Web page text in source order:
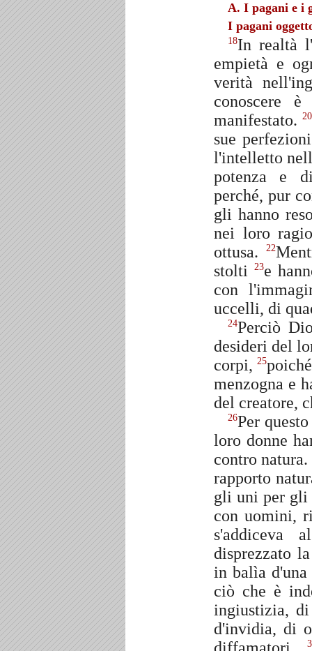
A. I pagani e i
I pagani
18In realtà
empietà e
verità
conoscere
manifestato. 20
sue
l'intelletto
potenza e
perché, pur
gli hanno
nei loro
ottusa.
22
stolti
23e
con
uccelli, di
24Perciò
desideri del
corpi,25
menzogna e
del creatore,
26Per
loro donne
contro natura.
rapporto
gli uni per gli
con uomini,
s'addiceva
disprezzato
in balìa d'una
ciò che è
ingiustizia,
d'invidia, di